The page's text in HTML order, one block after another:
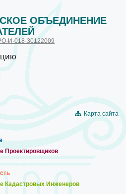
ОБЪЕДИНЕНИЕ
И-018-30122009
Карта сайта
Проектировщиков
Кадастровых Инженеров